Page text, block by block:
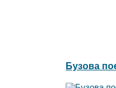
Бузова